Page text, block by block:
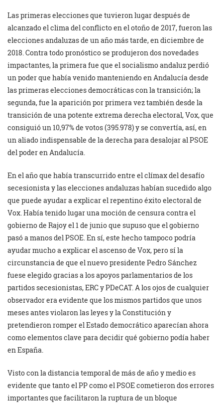
Las primeras elecciones que tuvieron lugar después de
alcanzado el clima del conflicto en el otoño de 2017, fueron las
elecciones andaluzas de un año más tarde, en diciembre de
2018. Contra todo pronóstico se produjeron dos novedades
impactantes, la primera fue que el socialismo andaluz perdió
un poder que había venido manteniendo en Andalucía desde
las primeras elecciones democráticas con la transición; la
segunda, fue la aparición por primera vez también desde la
transición de una potente extrema derecha electoral, Vox, que
consiguió un 10,97% de votos (395.978) y se convertía, así, en
un aliado indispensable de la derecha para desalojar al PSOE
del poder en Andalucía.
En el año que había transcurrido entre el clímax del desafío
secesionista y las elecciones andaluzas habían sucedido algo
que puede ayudar a explicar el repentino éxito electoral de
Vox. Había tenido lugar una moción de censura contra el
gobierno de Rajoy el 1 de junio que supuso que el gobierno
pasó a manos del PSOE. En sí, este hecho tampoco podría
ayudar mucho a explicar el ascenso de Vox, pero sí la
circunstancia de que el nuevo presidente Pedro Sánchez
fuese elegido gracias a los apoyos parlamentarios de los
partidos secesionistas, ERC y PDeCAT. A los ojos de cualquier
observador era evidente que los mismos partidos que unos
meses antes violaron las leyes y la Constitución y
pretendieron romper el Estado democrático aparecían ahora
como elementos clave para decidir qué gobierno podía haber
en España.
Visto con la distancia temporal de más de año y medio es
evidente que tanto el PP como el PSOE cometieron dos errores
importantes que facilitaron la ruptura de un bloque